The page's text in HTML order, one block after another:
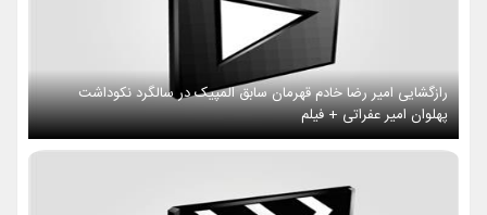
رازگشایی امیر رضا خادم قهرمان سابق المپیک در سالگرد نکوداشت
پهلوان امیر عفراتی + فیلم